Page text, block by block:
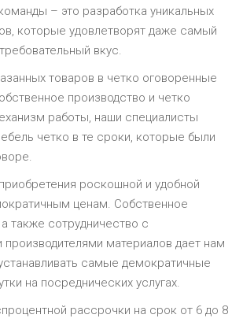
– это разработка уникальных
которые удовлетворят даже самый
вкус.
товаров в четко оговоренные
производство и четко
работы, наши специалисты
четко в те сроки, которые были
роскошной и удобной
ценам. Собственное
также сотрудничество с
материалов дает нам
самые демократичные
на посреднических услугах.
рассрочки на срок от 6 до 8